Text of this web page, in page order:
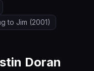
to Jim (2001)
Doran